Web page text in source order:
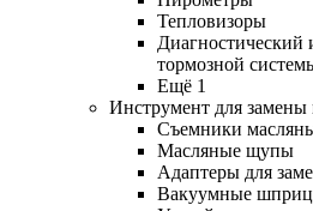
Тепловизоры
Диагностический
тормозной
Ещё 1
Инструмент для замены
Съемники
Масляные щупы
Адаптеры для
Вакуумные